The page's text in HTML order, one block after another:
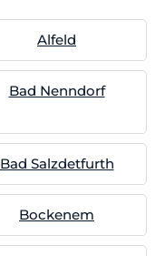
Alfeld
Bad Nenndorf
Bad Salzdetfurth
Bockenem